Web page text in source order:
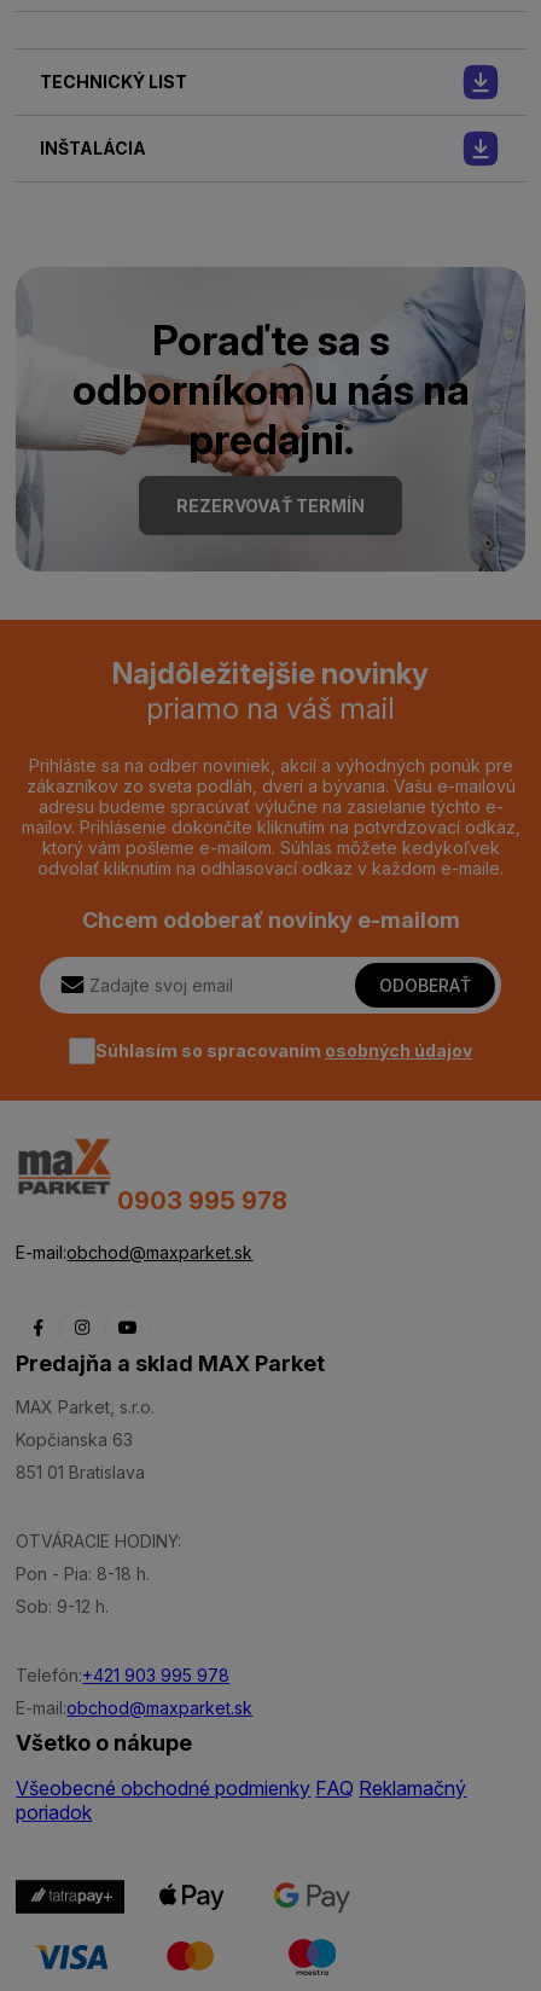
TECHNICKÝ LIST
INŠTALÁCIA
Poraďte sa s
odborníkom u nás na
predajni.
REZERVOVAŤ TERMÍN
Najdôležitejšie novinky
priamo na váš mail
Prihláste sa na odber noviniek, akcií a výhodných ponúk pre
zákazníkov zo sveta podláh, dverí a bývania. Vašu e-mailovú
adresu budeme spracúvať výlučne na zasielanie týchto e-
mailov. Prihlásenie dokončíte kliknutím na potvrdzovací odkaz,
ktorý vám pošleme e-mailom. Súhlas môžete kedykoľvek
odvolať kliknutím na odhlasovací odkaz v každom e-maile.
Chcem odoberať novinky e-mailom
ODOBERAŤ
Súhlasím so spracovaním osobných údajov
0903 995 978
E-mail:obchod@maxparket.sk
Predajňa a sklad MAX Parket
MAX Parket, s.r.o.
Kopčianska 63
851 01 Bratislava
OTVÁRACIE HODINY:
Pon - Pia: 8-18 h.
Sob: 9-12 h.
Telefón:+421 903 995 978
E-mail:obchod@maxparket.sk
Všetko o nákupe
Všeobecné obchodné podmienky FAQ Reklamačný
poriadok